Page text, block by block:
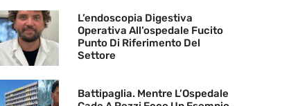
L’endoscopia Digestiva
Operativa All’ospedale Fucito
Punto Di Riferimento Del
Settore
Battipaglia. Mentre L’Ospedale